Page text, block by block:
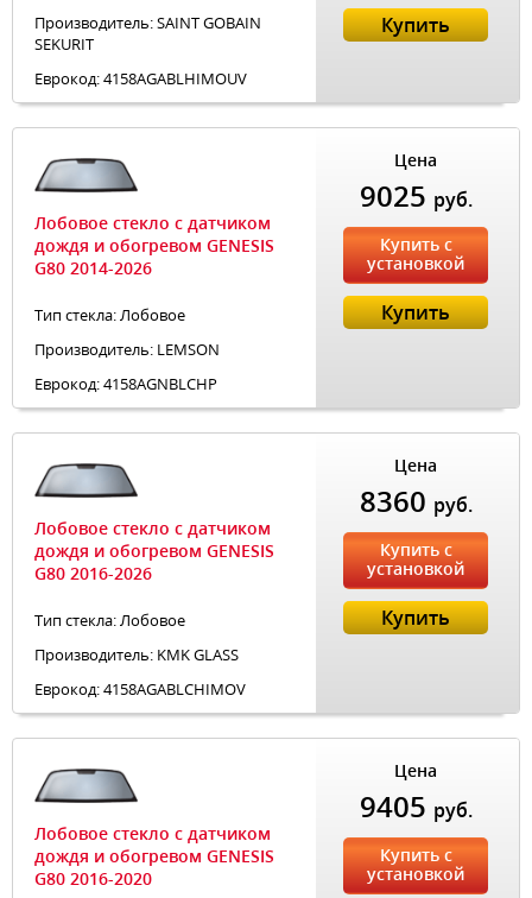
Производитель: SAINT GOBAIN
SEKURIT
Еврокод: 4158AGABLHIMOUV
Купить
Лобовое стекло с датчиком
дождя и обогревом GENESIS
G80 2014-2026
Тип стекла: Лобовое
Производитель: LEMSON
Еврокод: 4158AGNBLCHP
Цена
9025 руб.
Купить с
установкой
Купить
Лобовое стекло с датчиком
дождя и обогревом GENESIS
G80 2016-2026
Тип стекла: Лобовое
Производитель: KMK GLASS
Еврокод: 4158AGABLCHIMOV
Цена
8360 руб.
Купить с
установкой
Купить
Лобовое стекло с датчиком
дождя и обогревом GENESIS
G80 2016-2020
Цена
9405 руб.
Купить с
установкой